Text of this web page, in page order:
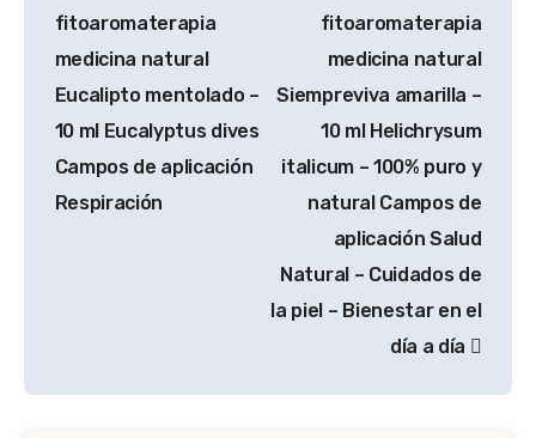
entradas
fitoaromaterapia
medicina natural
Eucalipto mentolado –
10 ml Eucalyptus dives
Campos de aplicación
Respiración
fitoaromaterapia
medicina natural
Siempreviva amarilla –
10 ml Helichrysum
italicum – 100% puro y
natural Campos de
aplicación Salud
Natural – Cuidados de
la piel – Bienestar en el
día a día